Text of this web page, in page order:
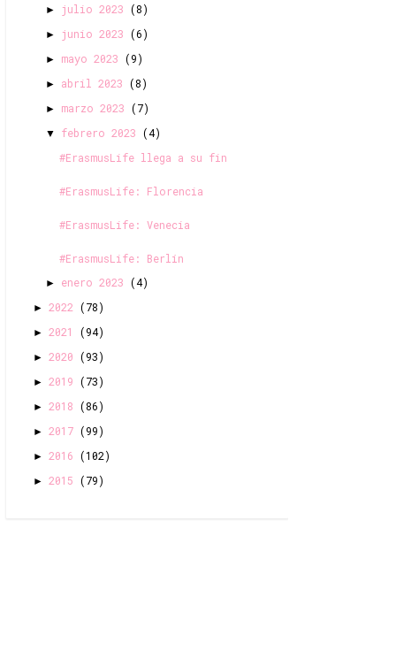
► julio 2023 (8)
► junio 2023 (6)
► mayo 2023 (9)
► abril 2023 (8)
► marzo 2023 (7)
▼ febrero 2023 (4)
#ErasmusLife llega a su fin
#ErasmusLife: Florencia
#ErasmusLife: Venecia
#ErasmusLife: Berlín
► enero 2023 (4)
► 2022 (78)
► 2021 (94)
► 2020 (93)
► 2019 (73)
► 2018 (86)
► 2017 (99)
► 2016 (102)
► 2015 (79)